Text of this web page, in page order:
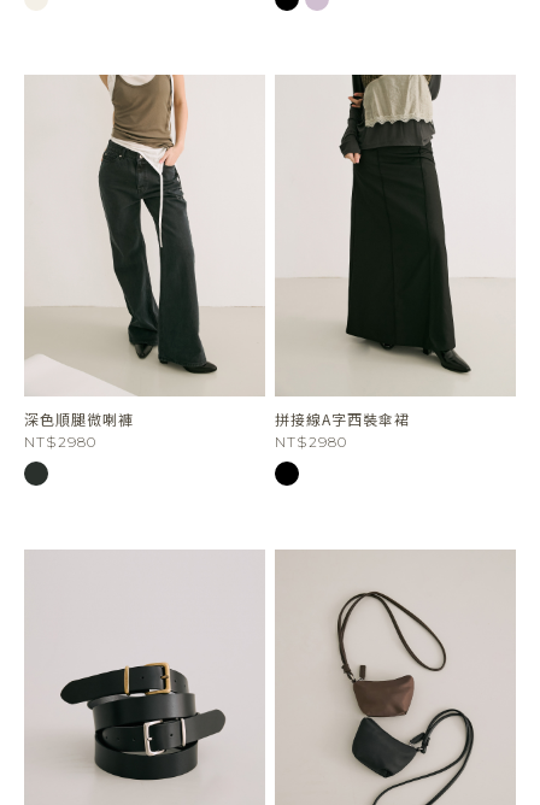
深色順腿微喇褲
NT$2980
拼接線A字西裝傘裙
NT$2980